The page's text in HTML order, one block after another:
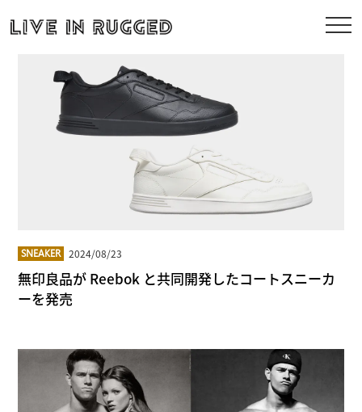
SNEAKER 2024/08/23
無印良品が Reebok と共同開発したコートスニーカ
ーを発売